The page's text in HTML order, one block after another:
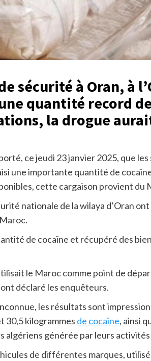
sécurité à Oran, à
quantité record
la drogue
ce jeudi 23 janvier 2025, que les
une importante quantité de
cette cargaison provient du
nationale de la wilaya d’Oran
de cocaïne et récupéré des
le Maroc comme point de
déclaré les enquêteurs.
les résultats sont
30,5 kilogrammes de cocaïne, ainsi
algériens générée par leurs
de différentes marques,